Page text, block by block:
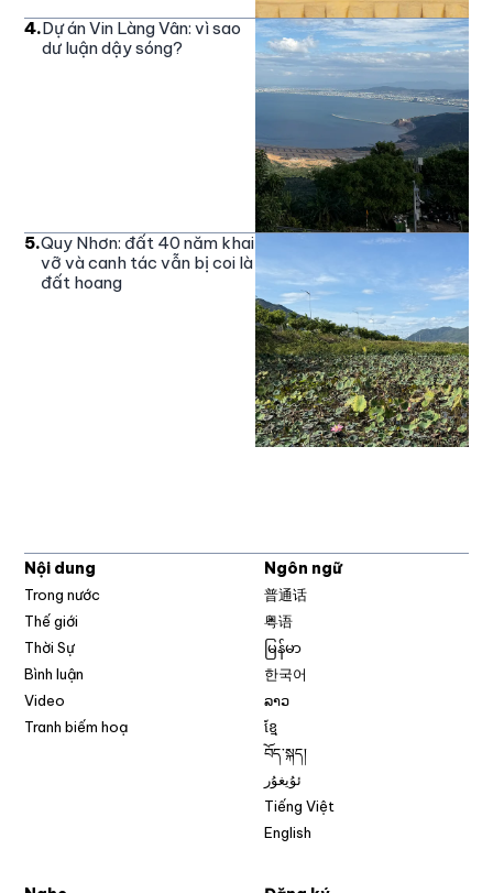
4.Dự án Vin Làng Vân: vì sao
dư luận dậy sóng?
5.Quy Nhơn: đất 40 năm khai
vỡ và canh tác vẫn bị coi là
đất hoang
Nội dung
Trong nước
Thế giới
Thời Sự
Bình luận
Video
Tranh biếm hoạ
Ngôn ngữ
普通话
粤语
မြန်မာ
한국어
ລາວ
ខ្មែ
བོད་སྐད།
ئۇيغۇر
Tiếng Việt
English